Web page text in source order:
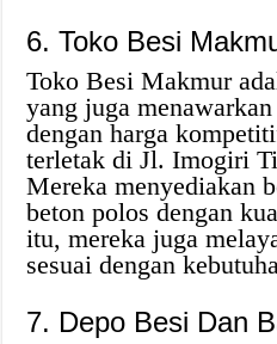
6. Toko Besi
Toko Besi Makmur
yang juga
dengan harga
terletak di Jl. Imogiri
Mereka menyediakan
beton polos dengan
itu, mereka juga
sesuai dengan
7. Depo Besi Dan